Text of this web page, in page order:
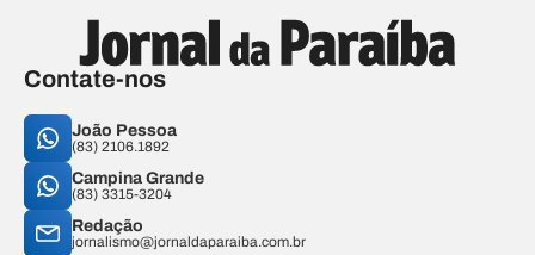
Contate-nos
João Pessoa
(83) 2106.1892
Campina Grande
(83) 3315-3204
Redação
jornalismo@jornaldaparaiba.com.br